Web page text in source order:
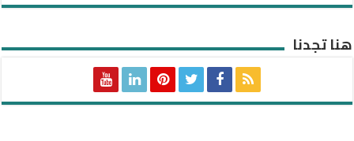
هنا تجدنا